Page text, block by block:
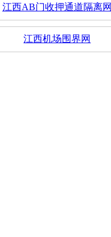
江西AB门收押通道隔离网
江西机场围界网